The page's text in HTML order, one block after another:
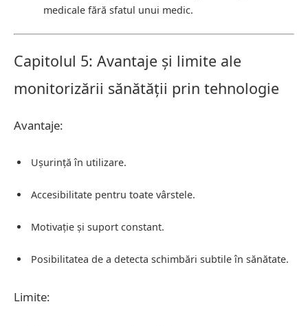
medicale fără sfatul unui medic.
Capitolul 5: Avantaje și limite ale
monitorizării sănătății prin tehnologie
Avantaje:
Ușurință în utilizare.
Accesibilitate pentru toate vârstele.
Motivație și suport constant.
Posibilitatea de a detecta schimbări subtile în sănătate.
Limite: